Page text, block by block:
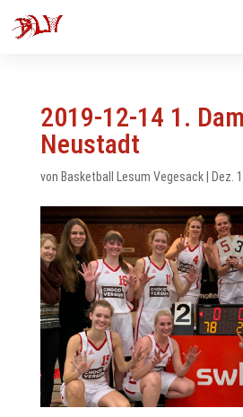
2019-12-14 1.
Neustadt
von Basketball Lesum Vegesack| Dez.